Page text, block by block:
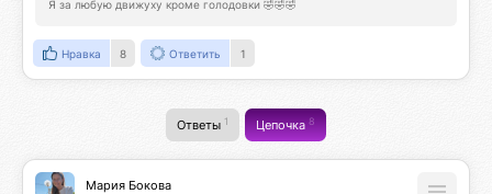
Я за любую движуху кроме голодовки 🤣🤣🤣
Нравка 8 Ответить 1
Ответы 1 Цепочка8
Мария Бокова